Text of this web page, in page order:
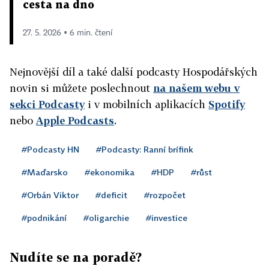
cesta na dno
27. 5. 2026 ▪ 6 min. čtení
Nejnovější díl a také další podcasty Hospodářských
novin si můžete poslechnout na našem webu v
sekci Podcastyi v mobilních aplikacích Spotify
nebo Apple Podcasts.
#Podcasty HN #Podcasty: Ranní brífink
#Maďarsko #ekonomika #HDP #růst
#Orbán Viktor #deficit #rozpočet
#podnikání #oligarchie #investice
Nudíte se na poradě?